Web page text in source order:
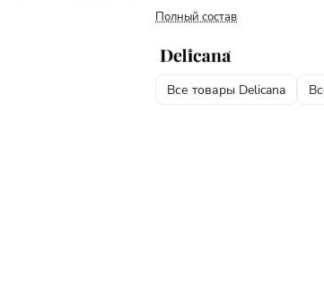
Полный состав
Все товары Delicana